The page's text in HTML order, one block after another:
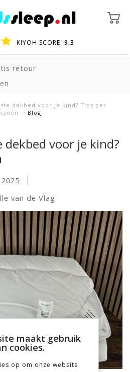
KIYOH SCORE: 9.3
retour
dekbed voor je kind? Tips per
/ Blog
voor je kind?
van de Vlag
maakt gebruik
cookies.
op om onze website